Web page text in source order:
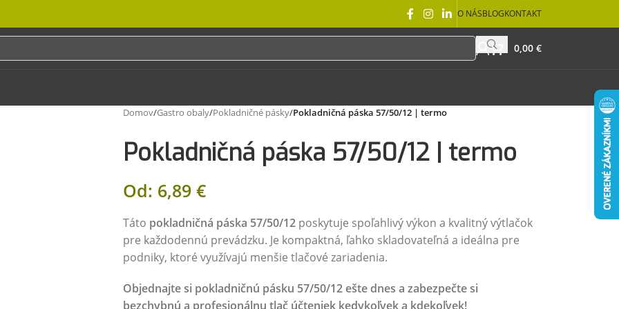
O NÁSBLOGKONTAKT
0,00 €
Domov/Gastro obaly/Pokladničné pásky/Pokladničná páska 57/50/12 | termo
Pokladničná páska 57/50/12 | termo
Od: 6,89 €
Táto pokladničná páska 57/50/12poskytuje spoľahlivý výkon a kvalitný výtlačok
pre každodennú prevádzku. Je kompaktná, ľahko skladovateľná a ideálna pre
podniky, ktoré využívajú menšie tlačové zariadenia.
Objednajte si pokladničnú pásku 57/50/12 ešte dnes a zabezpečte si
bezchybnú a profesionálnu tlač účteniek kedykoľvek a kdekoľvek!